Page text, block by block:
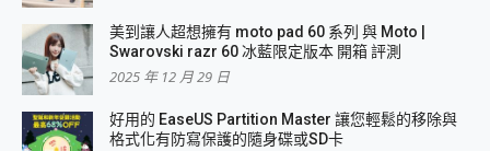
美到讓人超想擁有 moto pad 60 系列 與 Moto |
Swarovski razr 60 冰藍限定版本 開箱 評測
2025 年 12 月 29 日
好用的 EaseUS Partition Master 讓您輕鬆的移除與
格式化有防寫保護的隨身碟或SD卡